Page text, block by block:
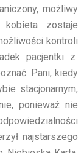
możliwy
zostaje
kontroli
pacjentki z
Pani, kiedy
stacjonarnym,
ponieważ nie
najstarszego